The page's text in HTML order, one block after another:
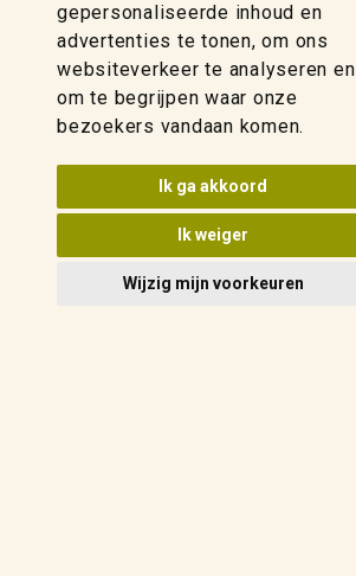
gepersonaliseerde inhoud en
advertenties te tonen, om ons
websiteverkeer te analyseren en
om te begrijpen waar onze
bezoekers vandaan komen.
Ik ga akkoord
Ik weiger
Wijzig mijn voorkeuren
Update cookies voorkeuren
Privacy Policy